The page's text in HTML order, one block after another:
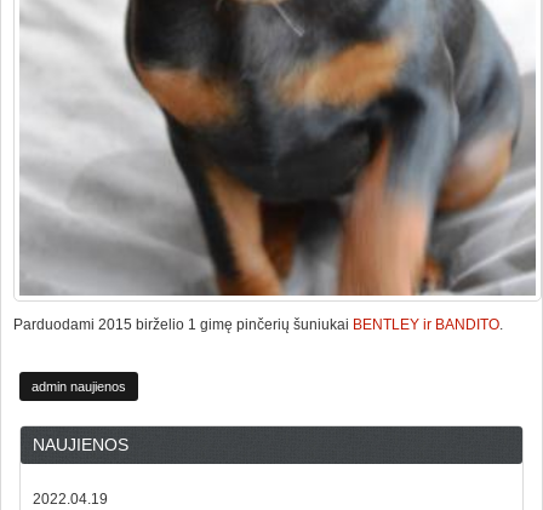
Parduodami 2015 birželio 1 gimę pinčerių šuniukai BENTLEY ir BANDITO
admin naujienos
NAUJIENOS
2022.04.19